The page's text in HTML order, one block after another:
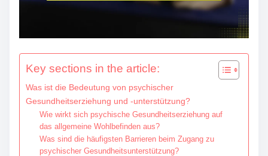
Key sections in the article:
Was ist die Bedeutung von psychischer
Gesundheitserziehung und -unterstützung?
Wie wirkt sich psychische Gesundheitserziehung auf
das allgemeine Wohlbefinden aus?
Was sind die häufigsten Barrieren beim Zugang zu
psychischer Gesundheitsunterstützung?